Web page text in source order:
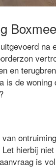
en
is de
hierbij
is